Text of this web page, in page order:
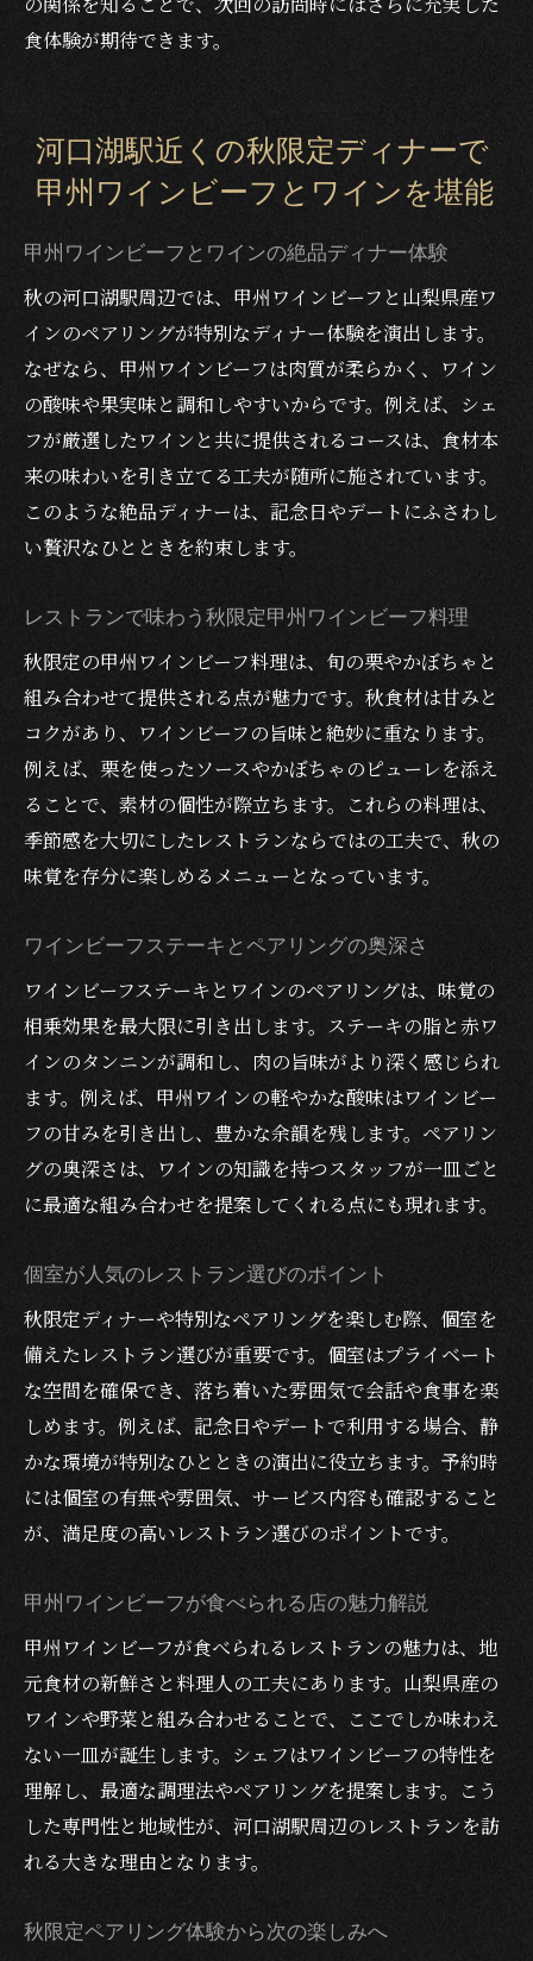
食体験が期待できます。
河口湖駅近くの秋限定ディナーで
甲州ワインビーフとワインを堪能
甲州ワインビーフとワインの絶品ディナー体験
秋の河口湖駅周辺では、甲州ワインビーフと山梨県産ワ
インのペアリングが特別なディナー体験を演出します。
なぜなら、甲州ワインビーフは肉質が柔らかく、ワイン
の酸味や果実味と調和しやすいからです。例えば、シェ
フが厳選したワインと共に提供されるコースは、食材本
来の味わいを引き立てる工夫が随所に施されています。
このような絶品ディナーは、記念日やデートにふさわし
い贅沢なひとときを約束します。
レストランで味わう秋限定甲州ワインビーフ料理
秋限定の甲州ワインビーフ料理は、旬の栗やかぼちゃと
組み合わせて提供される点が魅力です。秋食材は甘みと
コクがあり、ワインビーフの旨味と絶妙に重なります。
例えば、栗を使ったソースやかぼちゃのピューレを添え
ることで、素材の個性が際立ちます。これらの料理は、
季節感を大切にしたレストランならではの工夫で、秋の
味覚を存分に楽しめるメニューとなっています。
ワインビーフステーキとペアリングの奥深さ
ワインビーフステーキとワインのペアリングは、味覚の
相乗効果を最大限に引き出します。ステーキの脂と赤ワ
インのタンニンが調和し、肉の旨味がより深く感じられ
ます。例えば、甲州ワインの軽やかな酸味はワインビー
フの甘みを引き出し、豊かな余韻を残します。ペアリン
グの奥深さは、ワインの知識を持つスタッフが一皿ごと
に最適な組み合わせを提案してくれる点にも現れます。
個室が人気のレストラン選びのポイント
秋限定ディナーや特別なペアリングを楽しむ際、個室を
備えたレストラン選びが重要です。個室はプライベート
な空間を確保でき、落ち着いた雰囲気で会話や食事を楽
しめます。例えば、記念日やデートで利用する場合、静
かな環境が特別なひとときの演出に役立ちます。予約時
には個室の有無や雰囲気、サービス内容も確認すること
が、満足度の高いレストラン選びのポイントです。
甲州ワインビーフが食べられる店の魅力解説
甲州ワインビーフが食べられるレストランの魅力は、地
元食材の新鮮さと料理人の工夫にあります。山梨県産の
ワインや野菜と組み合わせることで、ここでしか味わえ
ない一皿が誕生します。シェフはワインビーフの特性を
理解し、最適な調理法やペアリングを提案します。こう
した専門性と地域性が、河口湖駅周辺のレストランを訪
れる大きな理由となります。
秋限定ペアリング体験から次の楽しみへ